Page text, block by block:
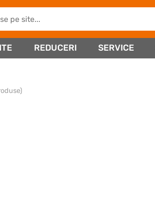
REDUCERI SERVICE